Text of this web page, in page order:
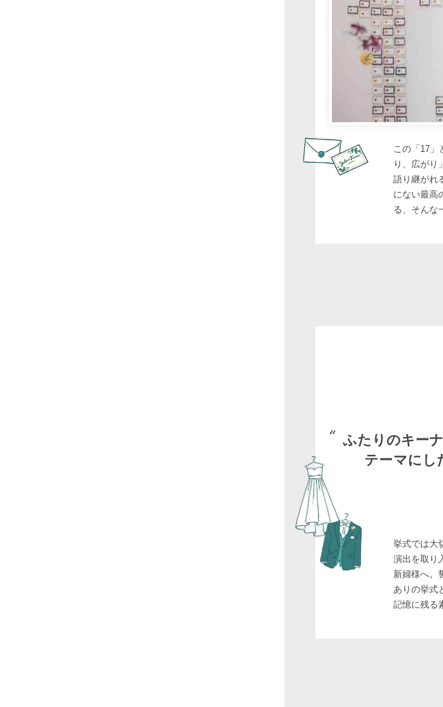
この「17」
り、広がり
語り継がれ
にない最高
る、そんな
ふたりのキー
テーマにし
挙式では大
演出を取り
新婦様へ。
ありの挙式
記憶に残る